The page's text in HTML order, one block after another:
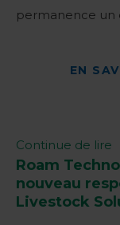
permanence un
EN
Continue de lire
Roam
nouveau
Livestock